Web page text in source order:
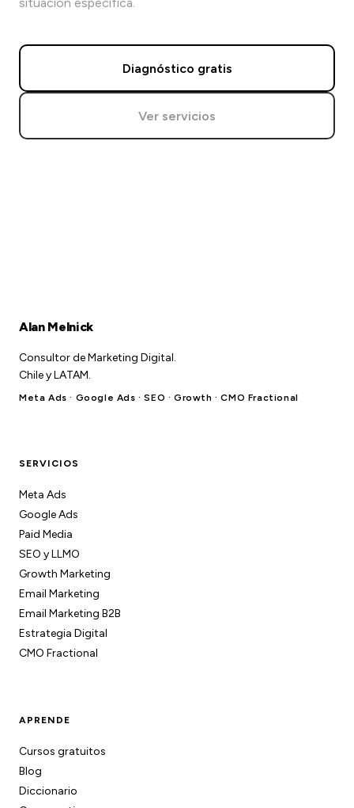
Diagnóstico gratis
Ver servicios
Alan Melnick
Consultor de Marketing Digital.
Chile y LATAM.
Meta Ads · Google Ads · SEO · Growth · CMO Fractional
SERVICIOS
Meta Ads
Google Ads
Paid Media
SEO y LLMO
Growth Marketing
Email Marketing
Email Marketing B2B
Estrategia Digital
CMO Fractional
APRENDE
Cursos gratuitos
Blog
Diccionario